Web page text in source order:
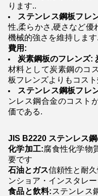
ります..
ステンレス鋼板フレ
性,柔らかさ,硬さなど優
機械的強さを維持しま
費用:
炭素鋼板のフレンズ:
材料として炭素鋼のコ
板フレンズよりもコス
ステンレス鋼板フレ
ンレス鋼合金のコスト
価である.
JIS B2220 ステンレス
化学加工:腐食性化学物
要です
石油とガス信頼性と耐
ンショア・インスタレ
食品と飲料: ステンレス